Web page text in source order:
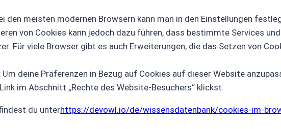
den meisten modernen Browsern kann man in den Einstellungen
von Cookies kann jedoch dazu führen, dass bestimmte Services
Für viele Browser gibt es auch Erweiterungen, die das Setzen von
Um deine Präferenzen in Bezug auf Cookies auf dieser Website
im Abschnitt „Rechte des Website-Besuchers“ klickst.
du unterhttps://devowl.io/de/wissensdatenbank/cookies-im-